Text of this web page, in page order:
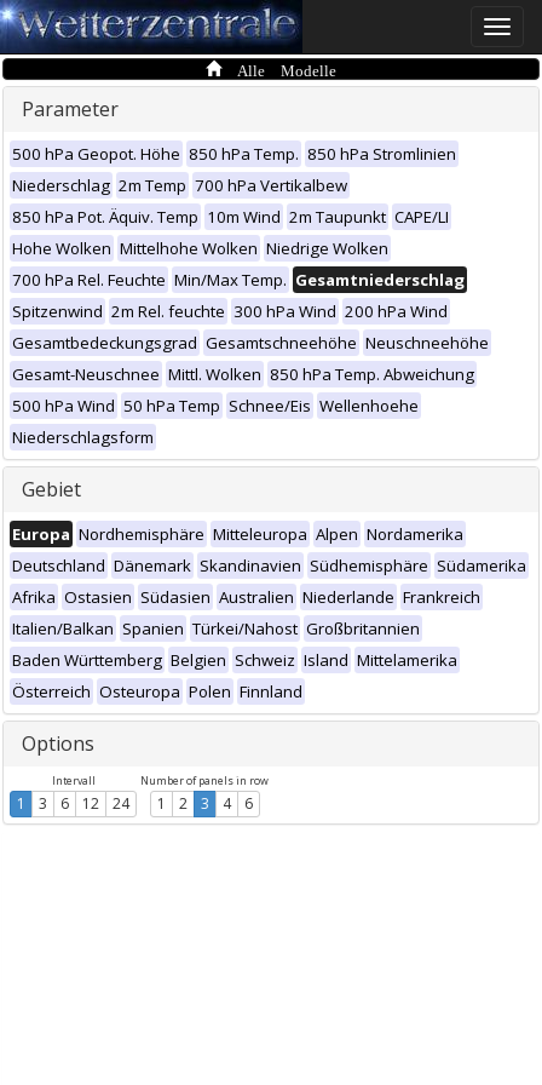
Toggle
Alle Modelle
Parameter
500 hPa Geopot. Höhe 850 hPa Temp. 850 hPa Stromlinien
Niederschlag 2m Temp 700 hPa Vertikalbew
850 hPa Pot. Äquiv. Temp 10m Wind 2m Taupunkt CAPE/LI
Hohe Wolken Mittelhohe Wolken Niedrige Wolken
700 hPa Rel. Feuchte Min/Max Temp. Gesamtniederschlag
Spitzenwind 2m Rel. feuchte 300 hPa Wind 200 hPa Wind
Gesamtbedeckungsgrad Gesamtschneehöhe Neuschneehöhe
Gesamt-Neuschnee Mittl. Wolken 850 hPa Temp. Abweichung
500 hPa Wind 50 hPa Temp Schnee/Eis Wellenhoehe
Niederschlagsform
Gebiet
Europa Nordhemisphäre Mitteleuropa Alpen Nordamerika
Deutschland Dänemark Skandinavien Südhemisphäre Südamerika
Afrika Ostasien Südasien Australien Niederlande Frankreich
Italien/Balkan Spanien Türkei/Nahost Großbritannien
Baden Württemberg Belgien Schweiz Island Mittelamerika
Österreich Osteuropa Polen Finnland
Options
Intervall
1 3 6 12 24
Number of panels in row
1 2 3 4 6